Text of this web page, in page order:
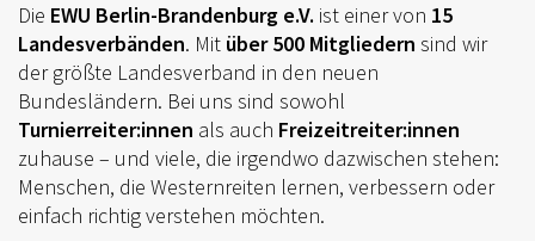
JUNGPFERDEPROGRAMM
BERLIN/BRANDENBURG TROPHY
GERMAN OPEN
TURNIERFACHLEUTE
FREIZEIT
Die EWU Berlin-Brandenburg e.V. ist einer von 15
Landesverbänden. Mit über 500 Mitgliedern sind wir
der größte Landesverband in den neuen
Bundesländern. Bei uns sind sowohl
Turnierreiter:innen als auch Freizeitreiter:innen
zuhause – und viele, die irgendwo dazwischen stehen:
Menschen, die Westernreiten lernen, verbessern oder
einfach richtig verstehen möchten.